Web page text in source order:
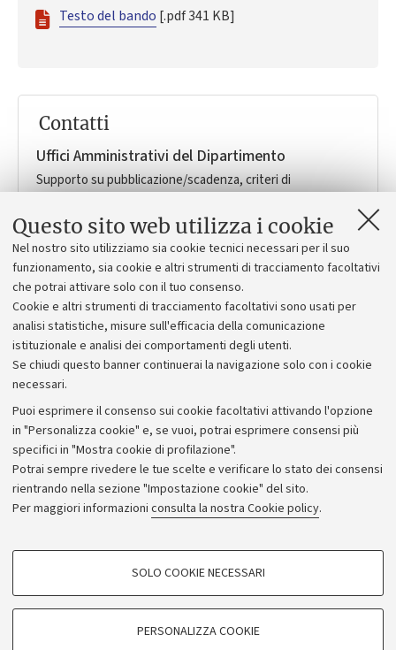
Questo sito web utilizza i cookie
Nel nostro sito utilizziamo sia cookie tecnici necessari per il suo
funzionamento, sia cookie e altri strumenti di tracciamento facoltativi
che potrai attivare solo con il tuo consenso.
Cookie e altri strumenti di tracciamento facoltativi sono usati per
analisi statistiche, misure sull'efficacia della comunicazione
istituzionale e analisi dei comportamenti degli utenti.
Se chiudi questo banner continuerai la navigazione solo con i cookie
necessari.
Puoi esprimere il consenso sui cookie facoltativi attivando l'opzione
in "Personalizza cookie" e, se vuoi, potrai esprimere consensi più
specifici in "Mostra cookie di profilazione".
Potrai sempre rivedere le tue scelte e verificare lo stato dei consensi
rientrando nella sezione "Impostazione cookie" del sito.
Per maggiori informazioni consulta la nostra Cookie policy.
COOKIE DI PROFILAZIONE - FACOLTATIVI
degli utenti, creare profili in base al loro comportamento sul sito, per analisi
SOLO COOKIE NECESSARI
PERSONALIZZA COOKIE
Testo del bando [.pdf 341 KB]
Contatti
Uffici Amministrativi del Dipartimento
Supporto su pubblicazione/scadenza, criteri di
domanda, liquidazione dell'incentivo.
Dipartimento CHIMIND "Toso Montanari"
Plesso Navile, Unità Edilizia UE 4, Via Gobetti 85, 40129
Bologna
chimind.segreteria@unibo.it
Privacy
Note legali
NormAteneo
Impostazioni Cookie